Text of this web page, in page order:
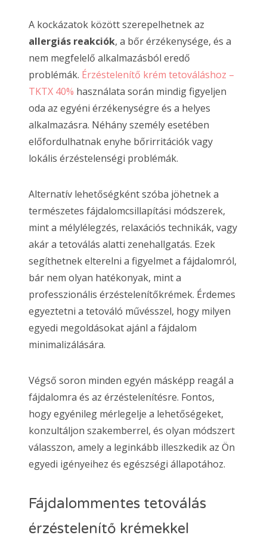
A kockázatok között szerepelhetnek az
allergiás reakciók, a bőr érzékenysége, és a
nem megfelelő alkalmazásból eredő
problémák. Érzéstelenítő krém tetováláshoz –
TKTX 40% használata során mindig figyeljen
oda az egyéni érzékenységre és a helyes
alkalmazásra. Néhány személy esetében
előfordulhatnak enyhe bőrirritációk vagy
lokális érzéstelenségi problémák.
Alternatív lehetőségként szóba jöhetnek a
természetes fájdalomcsillapítási módszerek,
mint a mélylélegzés, relaxációs technikák, vagy
akár a tetoválás alatti zenehallgatás. Ezek
segíthetnek elterelni a figyelmet a fájdalomról,
bár nem olyan hatékonyak, mint a
professzionális érzéstelenítőkrémek. Érdemes
egyeztetni a tetováló művésszel, hogy milyen
egyedi megoldásokat ajánl a fájdalom
minimalizálására.
Végső soron minden egyén másképp reagál a
fájdalomra és az érzéstelenítésre. Fontos,
hogy egyénileg mérlegelje a lehetőségeket,
konzultáljon szakemberrel, és olyan módszert
válasszon, amely a leginkább illeszkedik az Ön
egyedi igényeihez és egészségi állapotához.
Fájdalommentes tetoválás
érzéstelenítő krémekkel